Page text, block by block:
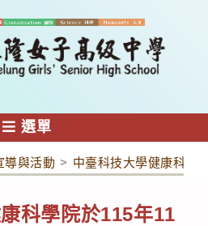
選單
導與活動 > 中臺科技大學健康科學
科學院於115年11